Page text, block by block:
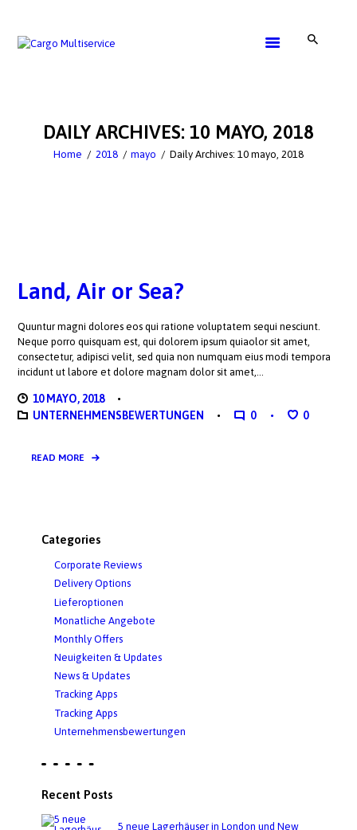
DAILY ARCHIVES: 10 MAYO, 2018
Home 2018 mayo Daily Archives: 10 mayo, 2018
GET A QUOTE
Land, Air or Sea?
Quuntur magni dolores eos qui ratione voluptatem sequi nesciunt.
Neque porro quisquam est, qui dolorem ipsum quiaolor sit amet,
consectetur, adipisci velit, sed quia non numquam eius modi tempora
incidunt ut labore et dolore magnam dolor sit amet,…
10 MAYO, 2018
UNTERNEHMENSBEWERTUNGEN
0 0
READ MORE
Categories
Corporate Reviews
Delivery Options
Lieferoptionen
Monatliche Angebote
Monthly Offers
Neuigkeiten & Updates
News & Updates
Tracking Apps
Tracking Apps
Unternehmensbewertungen
Recent Posts
5 neue Lagerhäuser in London und New